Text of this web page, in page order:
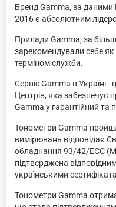
Бренд Gamma, за
2016 є абсолютним
Прилади Gamma, за
зарекомендували себе як
терміном служби.
Сервіс Gamma в Україні
Центрів, яка забезпечує
Gamma у гарантійний та
Тонометри Gamma
вимірювань відповідає
обладнання 93/42/ЕСС
підтверджена
українськими
Тонометри Gamma